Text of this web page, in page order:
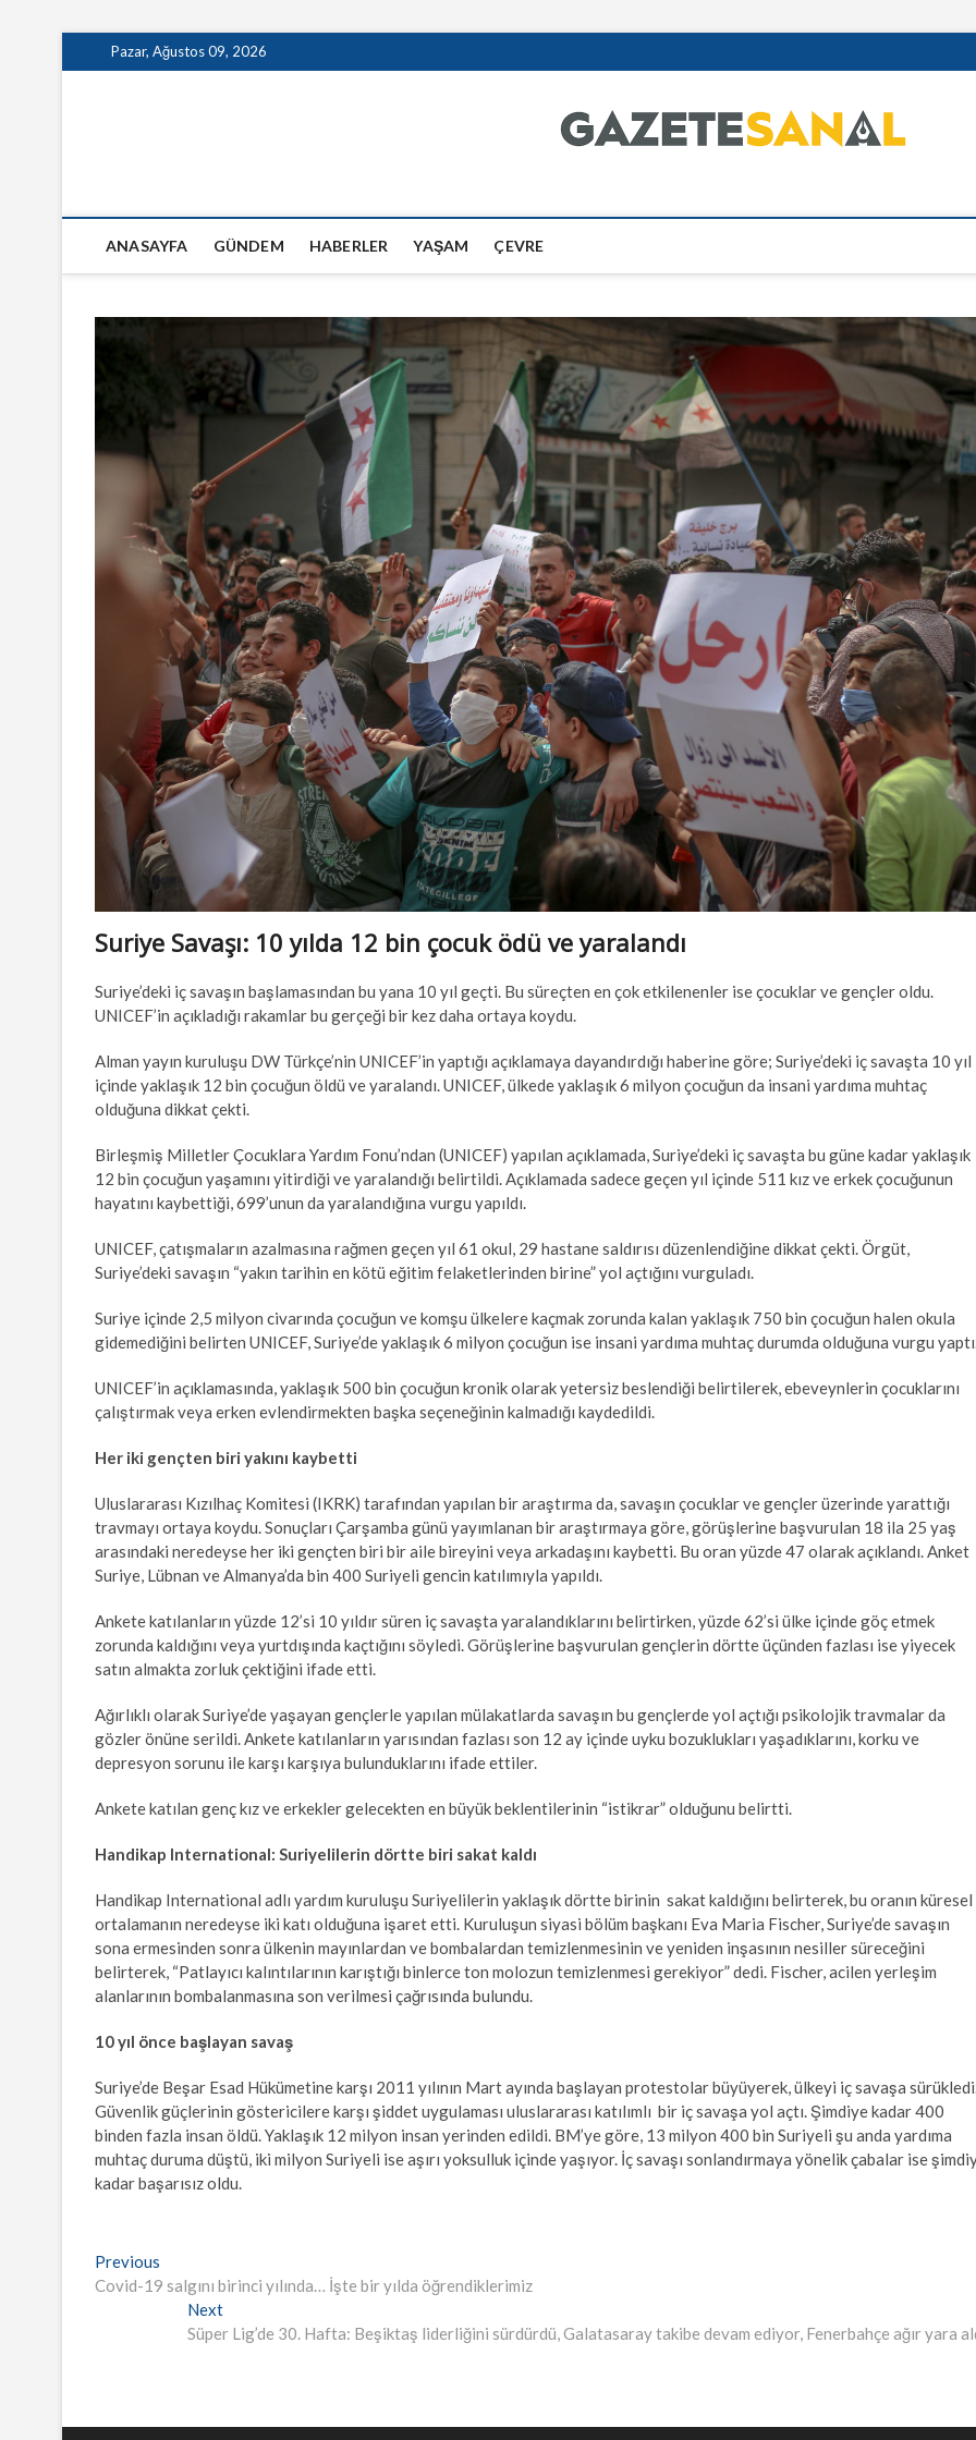
to
Pazar, Ağustos 09, 2026
ANASAYFA GÜNDEM HABERLER YAŞAM ÇEVRE
Suriye Savaşı: 10 yılda 12 bin çocuk ödü ve yaralandı
Suriye’deki iç savaşın başlamasından bu yana 10 yıl geçti. Bu süreçten en çok etkilenenler ise çocuklar ve gençler oldu.
UNICEF’in açıkladığı rakamlar bu gerçeği bir kez daha ortaya koydu.
Alman yayın kuruluşu DW Türkçe’nin UNICEF’in yaptığı açıklamaya dayandırdığı haberine göre; Suriye’deki iç savaşta 10 yıl
içinde yaklaşık 12 bin çocuğun öldü ve yaralandı. UNICEF, ülkede yaklaşık 6 milyon çocuğun da insani yardıma muhtaç
olduğuna dikkat çekti.
Birleşmiş Milletler Çocuklara Yardım Fonu’ndan (UNICEF) yapılan açıklamada, Suriye’deki iç savaşta bu güne kadar yaklaşık
12 bin çocuğun yaşamını yitirdiği ve yaralandığı belirtildi. Açıklamada sadece geçen yıl içinde 511 kız ve erkek çocuğunun
hayatını kaybettiği, 699’unun da yaralandığına vurgu yapıldı.
UNICEF, çatışmaların azalmasına rağmen geçen yıl 61 okul, 29 hastane saldırısı düzenlendiğine dikkat çekti. Örgüt,
Suriye’deki savaşın “yakın tarihin en kötü eğitim felaketlerinden birine” yol açtığını vurguladı.
Suriye içinde 2,5 milyon civarında çocuğun ve komşu ülkelere kaçmak zorunda kalan yaklaşık 750 bin çocuğun halen okula
gidemediğini belirten UNICEF, Suriye’de yaklaşık 6 milyon çocuğun ise insani yardıma muhtaç durumda olduğuna vurgu yaptı.
UNICEF’in açıklamasında, yaklaşık 500 bin çocuğun kronik olarak yetersiz beslendiği belirtilerek, ebeveynlerin çocuklarını
çalıştırmak veya erken evlendirmekten başka seçeneğinin kalmadığı kaydedildi.
Her iki gençten biri yakını kaybetti
Uluslararası Kızılhaç Komitesi (IKRK) tarafından yapılan bir araştırma da, savaşın çocuklar ve gençler üzerinde yarattığı
travmayı ortaya koydu. Sonuçları Çarşamba günü yayımlanan bir araştırmaya göre, görüşlerine başvurulan 18 ila 25 yaş
arasındaki neredeyse her iki gençten biri bir aile bireyini veya arkadaşını kaybetti. Bu oran yüzde 47 olarak açıklandı. Anket
Suriye, Lübnan ve Almanya’da bin 400 Suriyeli gencin katılımıyla yapıldı.
Ankete katılanların yüzde 12’si 10 yıldır süren iç savaşta yaralandıklarını belirtirken, yüzde 62’si ülke içinde göç etmek
zorunda kaldığını veya yurtdışında kaçtığını söyledi. Görüşlerine başvurulan gençlerin dörtte üçünden fazlası ise yiyecek
satın almakta zorluk çektiğini ifade etti.
Ağırlıklı olarak Suriye’de yaşayan gençlerle yapılan mülakatlarda savaşın bu gençlerde yol açtığı psikolojik travmalar da
gözler önüne serildi. Ankete katılanların yarısından fazlası son 12 ay içinde uyku bozuklukları yaşadıklarını, korku ve
depresyon sorunu ile karşı karşıya bulunduklarını ifade ettiler.
Ankete katılan genç kız ve erkekler gelecekten en büyük beklentilerinin “istikrar” olduğunu belirtti.
Handikap International: Suriyelilerin dörtte biri sakat kaldı
Handikap International adlı yardım kuruluşu Suriyelilerin yaklaşık dörtte birinin sakat kaldığını belirterek, bu oranın küresel
ortalamanın neredeyse iki katı olduğuna işaret etti. Kuruluşun siyasi bölüm başkanı Eva Maria Fischer, Suriye’de savaşın
sona ermesinden sonra ülkenin mayınlardan ve bombalardan temizlenmesinin ve yeniden inşasının nesiller süreceğini
belirterek, “Patlayıcı kalıntılarının karıştığı binlerce ton molozun temizlenmesi gerekiyor” dedi. Fischer, acilen yerleşim
alanlarının bombalanmasına son verilmesi çağrısında bulundu.
10 yıl önce başlayan savaş
Suriye’de Beşar Esad Hükümetine karşı 2011 yılının Mart ayında başlayan protestolar büyüyerek, ülkeyi iç savaşa sürükledi.
Güvenlik güçlerinin göstericilere karşı şiddet uygulaması uluslararası katılımlı bir iç savaşa yol açtı. Şimdiye kadar 400
binden fazla insan öldü. Yaklaşık 12 milyon insan yerinden edildi. BM’ye göre, 13 milyon 400 bin Suriyeli şu anda yardıma
muhtaç duruma düştü, iki milyon Suriyeli ise aşırı yoksulluk içinde yaşıyor. İç savaşı sonlandırmaya yönelik çabalar ise
kadar başarısız oldu.
Yazı
gezinmesi
Previous
post:
Covid-19 salgını birinci yılında… İşte bir yılda öğrendiklerimiz
NextNext
post:
Süper Lig’de 30. Hafta: Beşiktaş liderliğini sürdürdü, Galatasaray takibe devam ediyor, Fenerbahçe ağır yara